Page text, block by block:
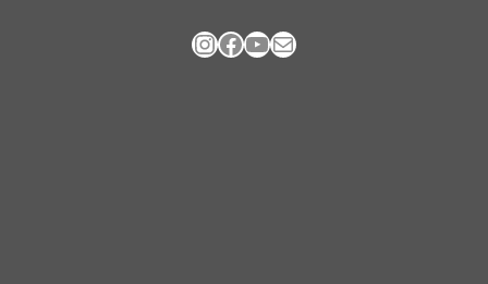
Instagram
Facebook
YouTube
Mail